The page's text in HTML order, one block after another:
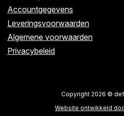
Accountgegevens
Leveringsvoorwaarden
Algemene voorwaarden
Privacybeleid
Copyright 2026 ©
Website ontwikkeld